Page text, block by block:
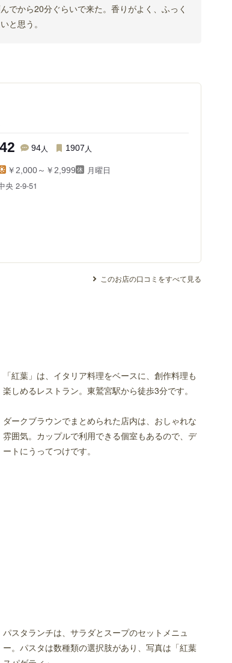
でから20分ぐらいで来た。香りがよく、ふっく
と思う。
94人 1907 人
￥2,000～￥2,999
月曜日
央 2-9-51
このお店の口コミをすべて見る
「紅葉」は、イタリア料理をベースに、創作料理も
楽しめるレストラン。東鷲宮駅から徒歩3分です。
ダークブラウンでまとめられた店内は、おしゃれな
雰囲気。カップルで利用できる個室もあるので、デ
ートにうってつけです。
パスタランチは、サラダとスープのセットメニュ
ー。パスタは数種類の選択肢があり、写真は「紅葉